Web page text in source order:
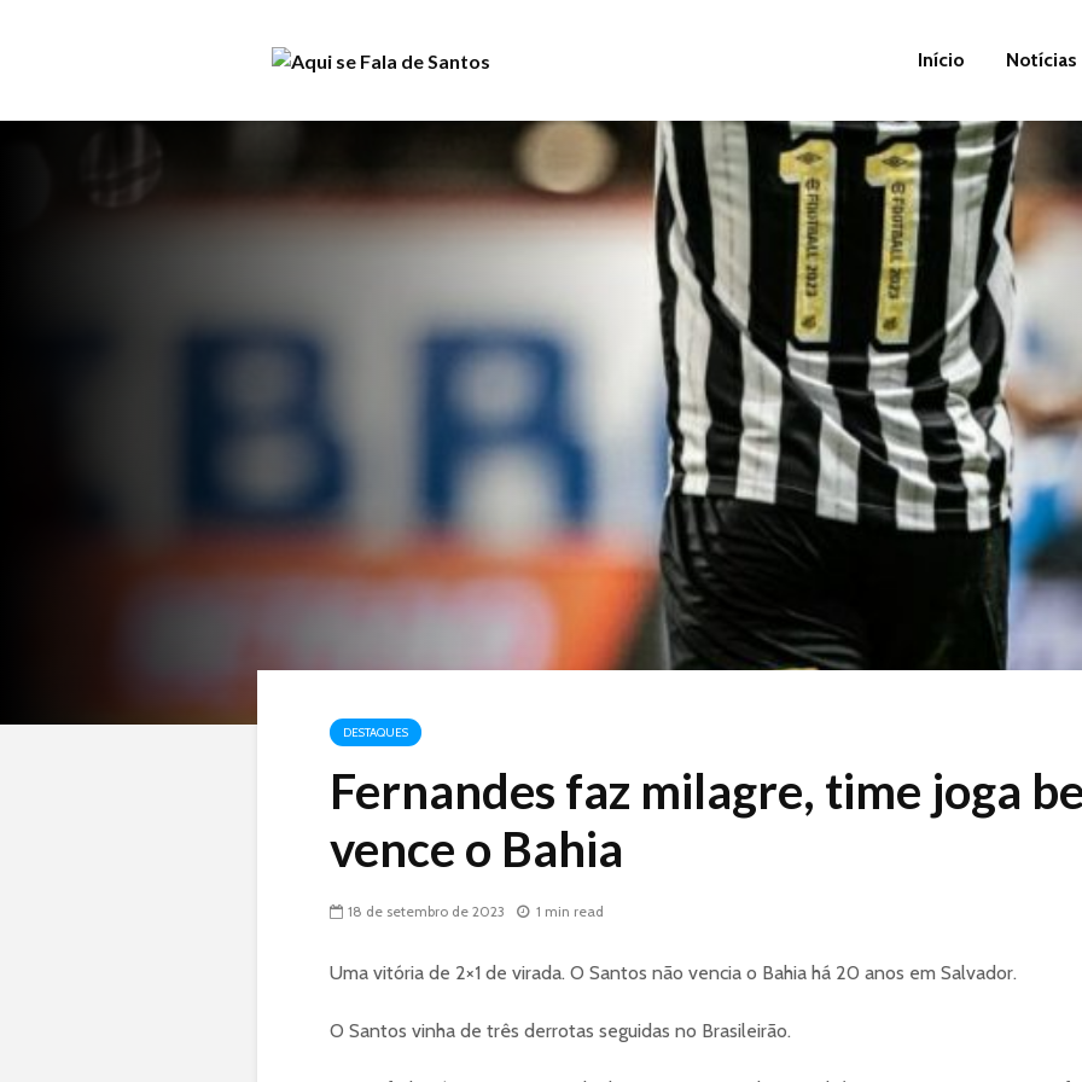
Início Notícias
DESTAQUES
Fernandes faz milagre, time joga
vence o Bahia
18 de setembro de 2023 1 min read
Uma vitória de 2×1 de virada. O Santos não vencia o Bahia há 20 anos em Salvador.
O Santos vinha de três derrotas seguidas no Brasileirão.